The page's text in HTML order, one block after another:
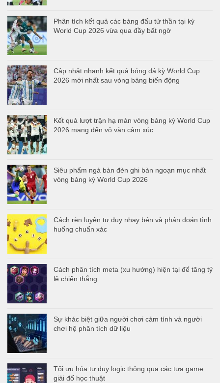
Phân tích kết quả các bảng đấu tử thần tại kỳ
World Cup 2026 vừa qua đầy bất ngờ
Cập nhật nhanh kết quả bóng đá kỳ World Cup
2026 mới nhất sau vòng bảng biến động
Kết quả lượt trận hạ màn vòng bảng kỳ World Cup
2026 mang đến vô vàn cảm xúc
Siêu phẩm ngả bàn đèn ghi bàn ngoạn mục nhất
vòng bảng kỳ World Cup 2026
Cách rèn luyện tư duy nhạy bén và phán đoán tình
huống chuẩn xác
Cách phân tích meta (xu hướng) hiện tại để tăng tỷ
lệ chiến thắng
Sự khác biệt giữa người chơi cảm tính và người
chơi hệ phân tích dữ liệu
Tối ưu hóa tư duy logic thông qua các tựa game
giải đố học thuật